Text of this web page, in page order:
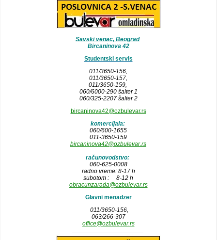
Savski venac, Beograd
Bircaninova 42
Studentski servis
011/3650-156,
011/3650-157,
011/3650-159,
060/6000-290 šalter 1
060/325-2207 šalter 2
bircaninova42@ozbulevar.rs
komercijala:
060/600-1655
011-3650-159
bircaninova42@ozbulevar.rs
računovodstvo:
060-625-0008
radno vreme: 8-17 h
subotom : 8-12 h
obracunzarada@ozbulevar.rs
Glavni menadzer
011/3650-156,
063/266-307
office@ozbulevar.rs